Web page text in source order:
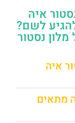
איה
לשם?
נסטור
איה
מתאים